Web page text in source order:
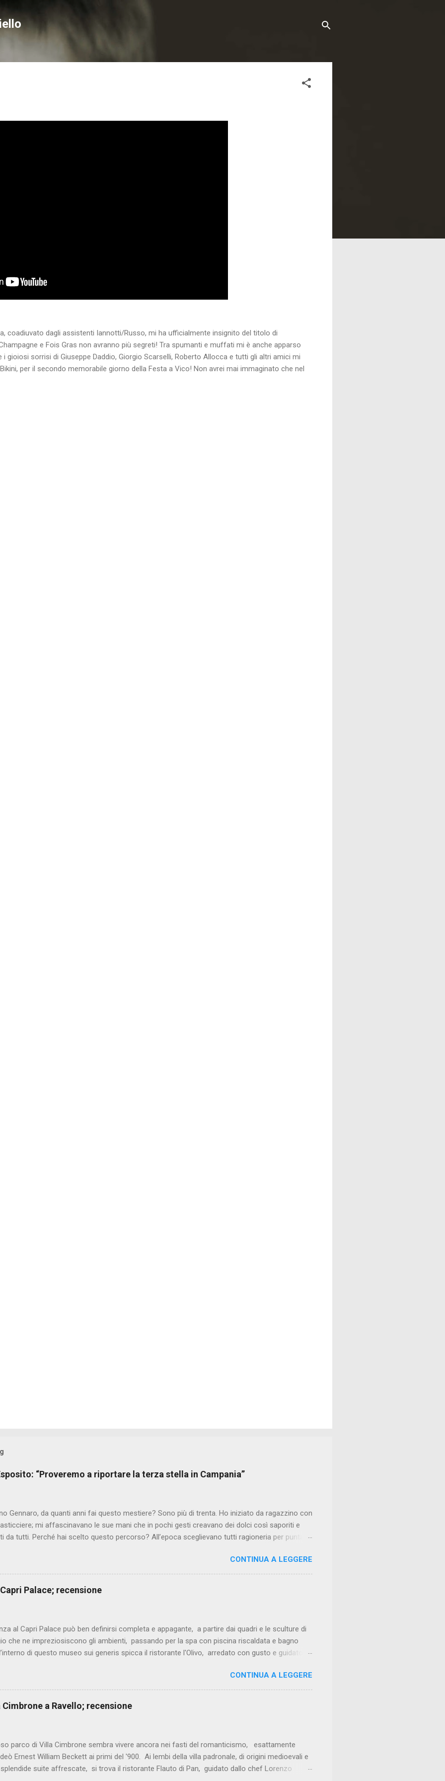
coadiuvato dagli assistenti Iannotti/Russo, mi ha ufficialmente insignito del titolo di
e Fois Gras non avranno più segreti! Tra spumanti e muffati mi è anche apparso
i gioiosi sorrisi di Giuseppe Daddio, Giorgio Scarselli, Roberto Allocca e tutti gli altri amici mi
per il secondo memorabile giorno della Festa a Vico! Non avrei mai immaginato che nel
“Proveremo a riportare la terza stella in Campania”
Gennaro, da quanti anni fai questo mestiere? Sono più di trenta. Ho iniziato da ragazzino con
mi affascinavano le sue mani che in pochi gesti creavano dei dolci così saporiti e
da tutti. Perché hai scelto questo percorso? All’epoca sceglievano tutti ragioneria per puntare
con le sfide più ardite. Il cuoco in quegli anni era un lavoro poco stimato, ma era esattamente
cercavo, una vita non facile, per dimostrare il mio valore senza alcun tipo di scorciatoia. Il
dove hai lavorato? Si chiama Mustafà, a pochi metri da qui, dove ho iniziato preparando
di patate. Sono rimasto quattro anni in cui ho imparato tanto, fino ad arrivare al ruolo di sous
CONTINUA A LEGGERE
Palace; recensione
al Capri Palace può ben definirsi completa e appagante, a partire dai quadri e le sculture di
che ne impreziosiscono gli ambienti, passando per la spa con piscina riscaldata e bagno
di questo museo sui generis spicca il ristorante l'Olivo, arredato con gusto e guidato
Ottima partenza con il fantasioso mosaico di mare, elegante composizione di pesci e
marinati e cotti. I carciofi alla brace sono arricchiti da una salsa al prezzemolo e della
all’aglio, mentre il caviale di agrumi dona equilibrio con la giusta acidità. I tagliolini al limone con
rossi e asparagi di mare, coccolano palato e vista con estrema coerenza. I tortelli ai
CONTINUA A LEGGERE
a Ravello; recensione
parco di Villa Cimbrone sembra vivere ancora nei fasti del romanticismo, esattamente
Ernest William Beckett ai primi del '900. Ai lembi della villa padronale, di origini medioevali e
suite affrescate, si trova il ristorante Flauto di Pan, guidato dallo chef Lorenzo